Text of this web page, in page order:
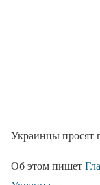
Украинцы просят
Об этом пишет